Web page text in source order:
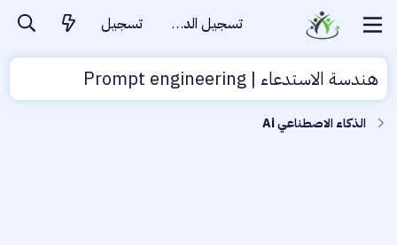
تسجيل الدخول تسجيل
هندسة الاستدعاء | Prompt engineering
الذكاء الاصطناعي Ai